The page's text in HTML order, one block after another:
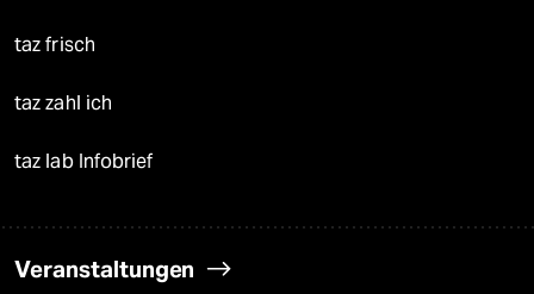
taz frisch
taz zahl ich
taz lab Infobrief
Veranstaltungen